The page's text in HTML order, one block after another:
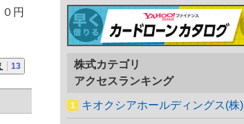
円
13
株式カテゴリ
アクセスランキング
キオクシアホールディングス(株)